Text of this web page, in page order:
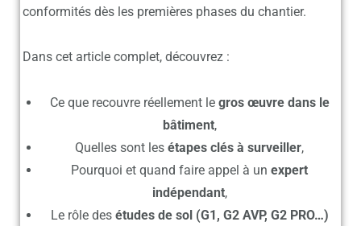
conformités dès les premières phases du chantier.
Dans cet article complet, découvrez :
Ce que recouvre réellement le gros œuvre dans le
bâtiment,
Quelles sont les étapes clés à surveiller,
Pourquoi et quand faire appel à un expert
indépendant,
Le rôle des études de sol (G1, G2 AVP, G2 PRO…)